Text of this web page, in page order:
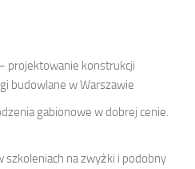
projektowanie konstrukcji
budowlane w Warszawie
gabionowe w dobrej cenie.
na zwyżki i podobny